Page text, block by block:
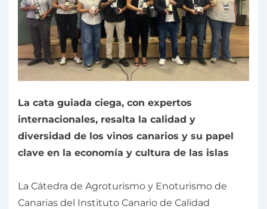
La cata guiada ciega, con expertos
internacionales, resalta la calidad y
diversidad de los vinos canarios y su papel
clave en la economía y cultura de las islas
La Cátedra de Agroturismo y Enoturismo de
Canarias del Instituto Canario de Calidad